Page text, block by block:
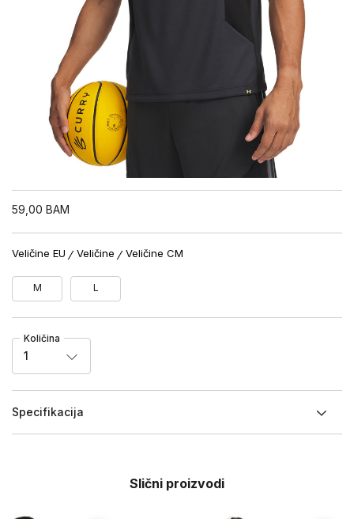
59,00 BAM
Veličine EU Veličine Veličine CM
M L
Količina
1
Specifikacija
Slični proizvodi